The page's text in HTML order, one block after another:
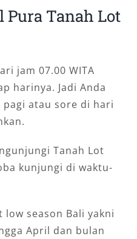
Pura Tanah Lot
jam 07.00 WITA
harinya. Jadi Anda
atau sore di hari
Tanah Lot
kunjungi di waktu-
season Bali yakni
April dan bulan